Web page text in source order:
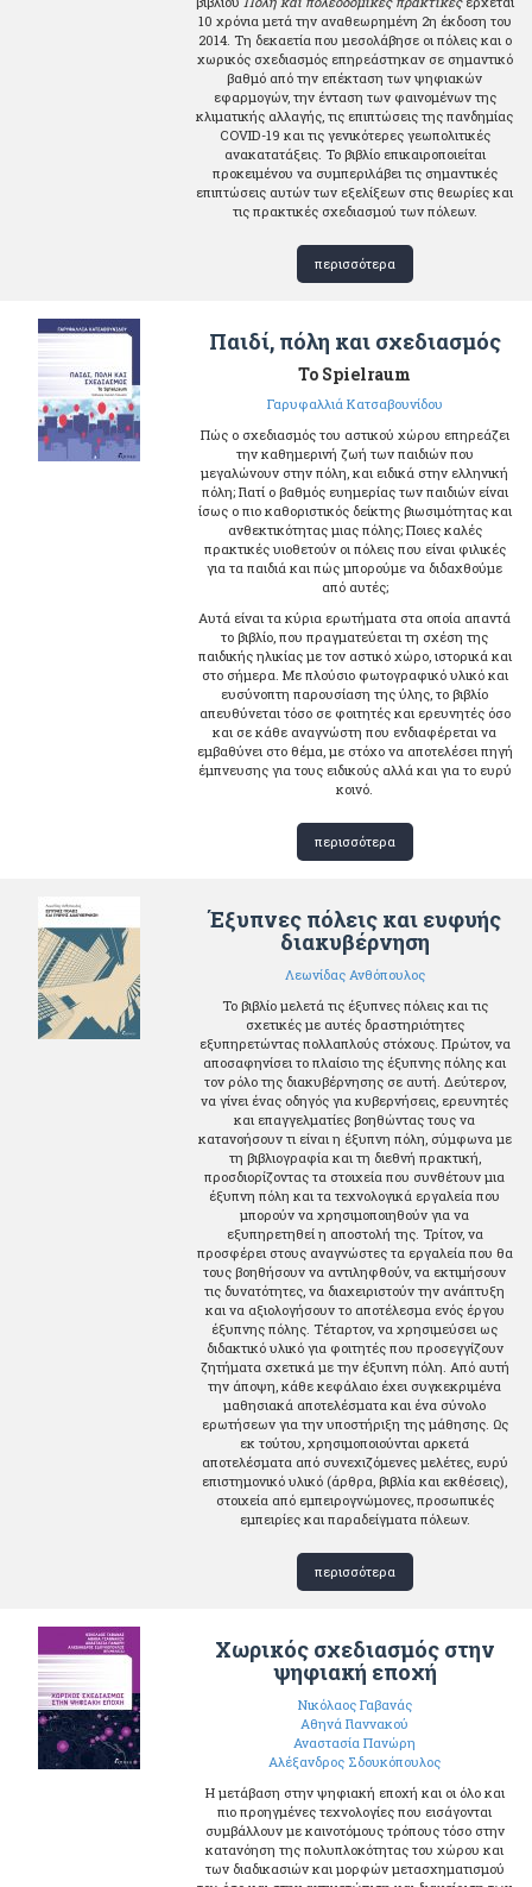
10 χρόνια μετά την αναθεωρημένη 2η έκδοση του
2014. Τη δεκαετία που μεσολάβησε οι πόλεις και ο
χωρικός σχεδιασμός επηρεάστηκαν σε σημαντικό
βαθμό από την επέκταση των ψηφιακών
εφαρμογών, την ένταση των φαινομένων της
κλιματικής αλλαγής, τις επιπτώσεις της πανδημίας
COVID-19 και τις γενικότερες γεωπολιτικές
ανακατατάξεις. Το βιβλίο επικαιροποιείται
προκειμένου να συμπεριλάβει τις σημαντικές
επιπτώσεις αυτών των εξελίξεων στις θεωρίες και
τις πρακτικές σχεδιασμού των πόλεων.
περισσότερα
Παιδί, πόλη και σχεδιασμός
Το Spielraum
Γαρυφαλλιά Κατσαβουνίδου
Πώς ο σχεδιασμός του αστικού χώρου επηρεάζει
την καθημερινή ζωή των παιδιών που
μεγαλώνουν στην πόλη, και ειδικά στην ελληνική
πόλη; Γιατί ο βαθμός ευημερίας των παιδιών είναι
ίσως ο πιο καθοριστικός δείκτης βιωσιμότητας και
ανθεκτικότητας μιας πόλης; Ποιες καλές
πρακτικές υιοθετούν οι πόλεις που είναι φιλικές
για τα παιδιά και πώς μπορούμε να διδαχθούμε
από αυτές;
Αυτά είναι τα κύρια ερωτήματα στα οποία απαντά
το βιβλίο, που πραγματεύεται τη σχέση της
παιδικής ηλικίας με τον αστικό χώρο, ιστορικά και
στο σήμερα. Με πλούσιο φωτογραφικό υλικό και
ευσύνοπτη παρουσίαση της ύλης, το βιβλίο
απευθύνεται τόσο σε φοιτητές και ερευνητές όσο
και σε κάθε αναγνώστη που ενδιαφέρεται να
εμβαθύνει στο θέμα, με στόχο να αποτελέσει πηγή
έμπνευσης για τους ειδικούς αλλά και για το ευρύ
κοινό.
περισσότερα
Έξυπνες πόλεις και ευφυής
διακυβέρνηση
Λεωνίδας Ανθόπουλος
Το βιβλίο μελετά τις έξυπνες πόλεις και τις
σχετικές με αυτές δραστηριότητες
εξυπηρετώντας πολλαπλούς στόχους. Πρώτον, να
αποσαφηνίσει το πλαίσιο της έξυπνης πόλης και
τον ρόλο της διακυβέρνησης σε αυτή. Δεύτερον,
να γίνει ένας οδηγός για κυβερνήσεις, ερευνητές
και επαγγελματίες βοηθώντας τους να
κατανοήσουν τι είναι η έξυπνη πόλη, σύμφωνα με
τη βιβλιογραφία και τη διεθνή πρακτική,
προσδιορίζοντας τα στοιχεία που συνθέτουν μια
έξυπνη πόλη και τα τεχνολογικά εργαλεία που
μπορούν να χρησιμοποιηθούν για να
εξυπηρετηθεί η αποστολή της. Τρίτον, να
προσφέρει στους αναγνώστες τα εργαλεία που θα
τους βοηθήσουν να αντιληφθούν, να εκτιμήσουν
τις δυνατότητες, να διαχειριστούν την ανάπτυξη
και να αξιολογήσουν το αποτέλεσμα ενός έργου
έξυπνης πόλης. Τέταρτον, να χρησιμεύσει ως
διδακτικό υλικό για φοιτητές που προσεγγίζουν
ζητήματα σχετικά με την έξυπνη πόλη. Από αυτή
την άποψη, κάθε κεφάλαιο έχει συγκεκριμένα
μαθησιακά αποτελέσματα και ένα σύνολο
ερωτήσεων για την υποστήριξη της μάθησης. Ως
εκ τούτου, χρησιμοποιούνται αρκετά
αποτελέσματα από συνεχιζόμενες μελέτες, ευρύ
επιστημονικό υλικό (άρθρα, βιβλία και εκθέσεις),
στοιχεία από εμπειρογνώμονες, προσωπικές
εμπειρίες και παραδείγματα πόλεων.
περισσότερα
Χωρικός σχεδιασμός στην
ψηφιακή εποχή
Νικόλαος Γαβανάς
Αθηνά Γιαννακού
Αναστασία Πανώρη
Αλέξανδρος Σδουκόπουλος
Η μετάβαση στην ψηφιακή εποχή και οι όλο και
πιο προηγμένες τεχνολογίες που εισάγονται
συμβάλλουν με καινοτόμους τρόπους τόσο στην
κατανόηση της πολυπλοκότητας του χώρου και
των διαδικασιών και μορφών μετασχηματισμού